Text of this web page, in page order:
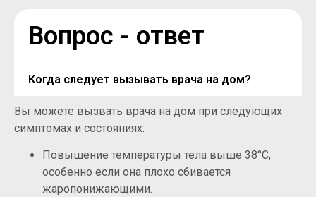
Вопрос - ответ
Когда следует вызывать врача на дом?
Вы можете вызвать врача на дом при следующих
симптомах и состояниях:
Повышение температуры тела выше 38°C,
особенно если она плохо сбивается
жаропонижающими.